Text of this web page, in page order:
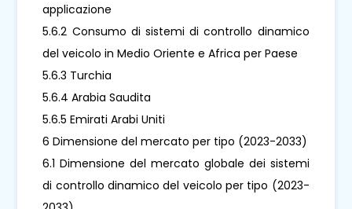
applicazione
5.6.2 Consumo di sistemi di controllo dinamico
del veicolo in Medio Oriente e Africa per Paese
5.6.3 Turchia
5.6.4 Arabia Saudita
5.6.5 Emirati Arabi Uniti
6 Dimensione del mercato per tipo (2023-2033)
6.1 Dimensione del mercato globale dei sistemi
di controllo dinamico del veicolo per tipo (2023-